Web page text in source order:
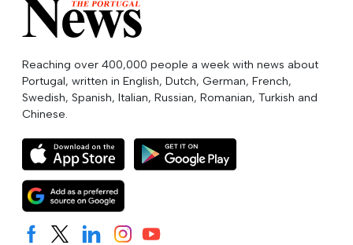
Reaching over 400,000 people a week with news about
Portugal, written in English, Dutch, German, French,
Swedish, Spanish, Italian, Russian, Romanian, Turkish and
Chinese.